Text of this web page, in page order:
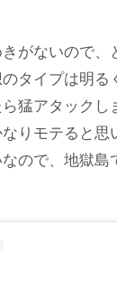
がないので、
タイプは明る
猛アタックし
りモテると思
ので、地獄島